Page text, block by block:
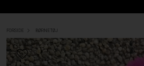
FORSIDE BØRNETØJ